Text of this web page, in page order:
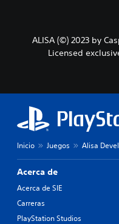
ALISA (©) 2023 by
Licensed
Inicio Juegos Alisa
Acerca de
Acerca de SIE
Carreras
PlayStation Studios